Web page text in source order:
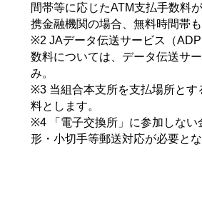
間帯等に応じたATM支払手数料
携金融機関の場合、無料時間帯も
※2 JAデータ伝送サービス（
数料については、データ伝送サ
み。
※3 当組合本支所を支払場所とす
料とします。
※4 「電子交換所」に参加しない
形・小切手等郵送対応が必要とな